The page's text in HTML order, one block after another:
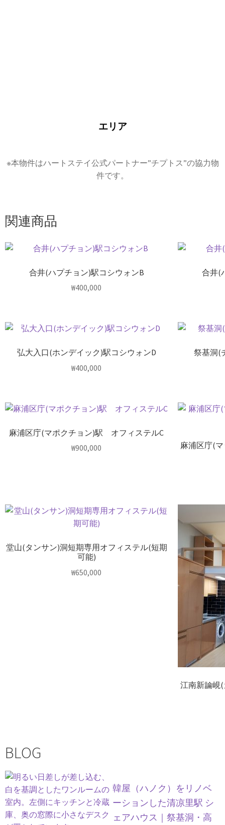
エリア
※本物件はハートステイ公式パートナー”チプトス”の協力物
件です。
関連商品
合井(ハプチョン)駅コシウォンB
₩400,000
合井(
弘大入口(ホンデイック)駅コシウォンD
₩400,000
祭基洞(
麻浦区庁(マポクチョン)駅 オフィステルC
₩900,000 麻浦区庁(
堂山(タンサン)洞短期専用オフィステル(短期
可能)
₩650,000
江南新論峴
BLOG
韓屋（ハノク）をリノベ
ーションした清凉里駅 シ
ェアハウス｜祭基洞・高